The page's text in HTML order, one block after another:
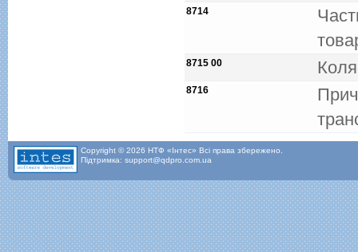
8714
8715 00
8716
Copyright © 2026 НТФ «Інтес» Всі права збережено.
Підтримка: support@qdpro.com.ua